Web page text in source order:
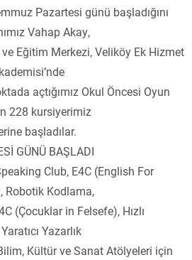
Pazartesi günü başladığını
Vahap Akay,
ve Eğitim Merkezi, Veliköy Ek Hizmet
açtığımız Okul Öncesi Oyun
228 kursiyerimiz
başladılar.
GÜNÜ BAŞLADI
Club, E4C (English For
Robotik Kodlama,
(Çocuklar in Felsefe), Hızlı
Yazarlık
Kültür ve Sanat Atölyeleri için